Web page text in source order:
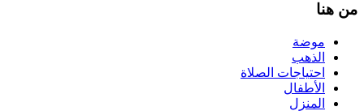
من هنا
موضة
الذهب
احتياجات الصلاة
الأطفال
المنزل